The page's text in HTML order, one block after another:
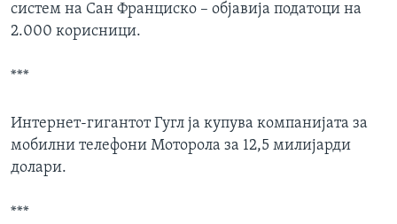
систем на Сан Франциско – објавија податоци на
2.000 корисници.
***
Интернет-гигантот Гугл ја купува компанијата за
мобилни телефони Моторола за 12,5 милијарди
долари.
***